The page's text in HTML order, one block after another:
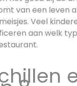
van een leven
Veel
aan welk